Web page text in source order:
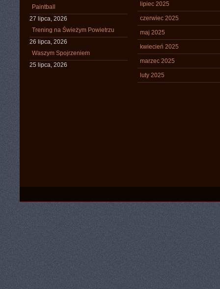
Paintball
27 lipca, 2026
Trening na Świeżym Powietrzu
26 lipca, 2026
Waszym Spojrzeniem
25 lipca, 2026
lipiec 2025
czerwiec 2025
maj 2025
kwiecień 2025
marzec 2025
luty 2025